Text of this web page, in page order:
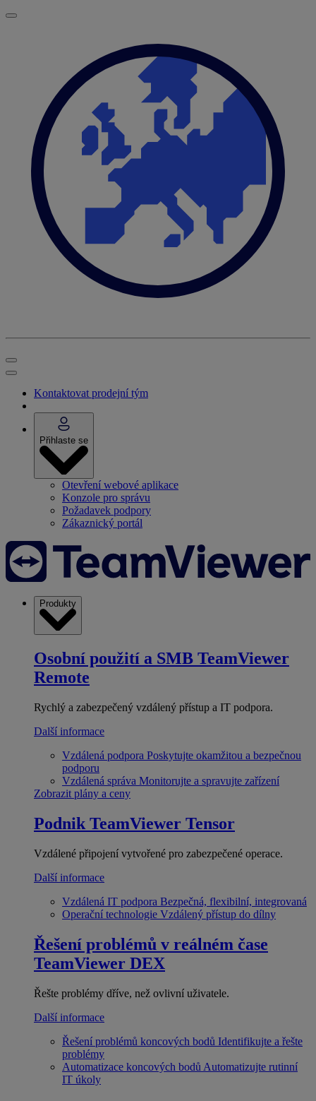
Kontaktovat prodejní tým
Přihlaste se
Otevření webové aplikace
Konzole pro správu
Požadavek podpory
Zákaznický portál
Produkty
Osobní použití a SMB TeamViewer
Remote
Rychlý a zabezpečený vzdálený přístup a IT podpora.
Další informace
Vzdálená podpora Poskytujte okamžitou a bezpečnou
podporu
Vzdálená správa Monitorujte a spravujte zařízení
Zobrazit plány a ceny
Podnik TeamViewer Tensor
Vzdálené připojení vytvořené pro zabezpečené operace.
Další informace
Vzdálená IT podpora Bezpečná, flexibilní, integrovaná
Operační technologie Vzdálený přístup do dílny
Řešení problémů v reálném čase
TeamViewer DEX
Řešte problémy dříve, než ovlivní uživatele.
Další informace
Řešení problémů koncových bodů Identifikujte a řešte
problémy
Automatizace koncových bodů Automatizujte rutinní
IT úkoly